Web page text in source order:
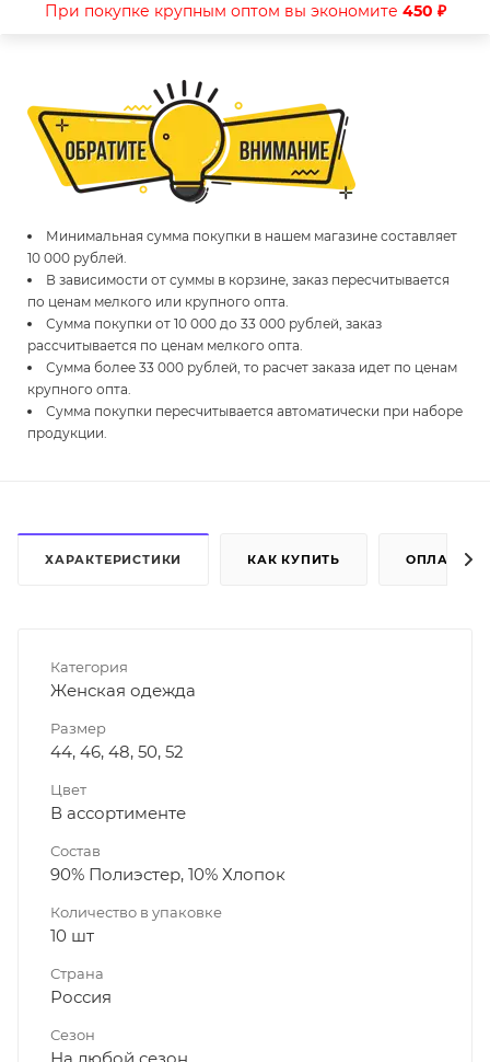
При покупке крупным оптом вы экономите 450 ₽
Минимальная сумма покупки в нашем магазине составляет
10 000 рублей.
В зависимости от суммы в корзине, заказ пересчитывается
по ценам мелкого или крупного опта.
Сумма покупки от 10 000 до 33 000 рублей, заказ
рассчитывается по ценам мелкого опта.
Сумма более 33 000 рублей, то расчет заказа идет по ценам
крупного опта.
Сумма покупки пересчитывается автоматически при наборе
продукции.
ХАРАКТЕРИСТИКИ КАК КУПИТЬ ОПЛАТА
Категория
Женская одежда
Размер
44, 46, 48, 50, 52
Цвет
В ассортименте
Состав
90% Полиэстер, 10% Хлопок
Количество в упаковке
10 шт
Страна
Россия
Сезон